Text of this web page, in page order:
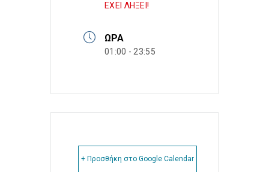
ΕΧΕΙ ΛΗΞΕΙ!
ΏΡΑ
01:00 - 23:55
+ Προσθήκη στο Google Calendar